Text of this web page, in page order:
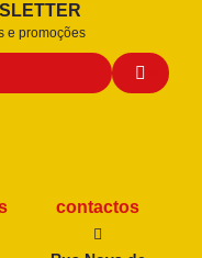
e promoções
contactos